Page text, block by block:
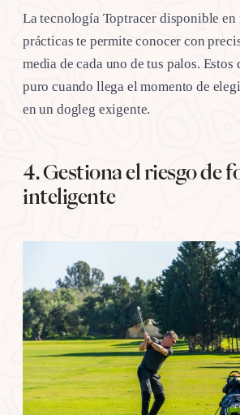
La tecnología Toptracer disponible en
prácticas te permite conocer con
media de cada uno de tus palos. Estos
puro cuando llega el momento de
en un dogleg exigente.
4. Gestiona el riesgo de
inteligente